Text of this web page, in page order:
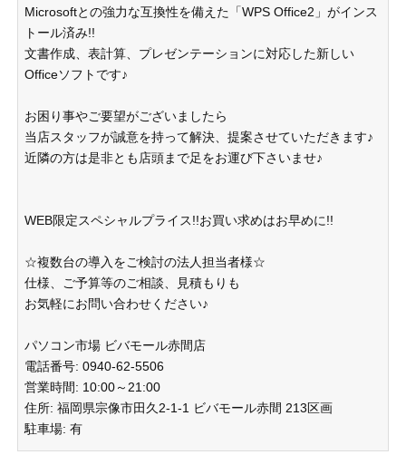
Microsoftとの強力な互換性を備えた「WPS Office2」がインス
トール済み!!
文書作成、表計算、プレゼンテーションに対応した新しい
Officeソフトです♪
お困り事やご要望がございましたら
当店スタッフが誠意を持って解決、提案させていただきます♪
近隣の方は是非とも店頭まで足をお運び下さいませ♪
WEB限定スペシャルプライス!!お買い求めはお早めに!!
☆複数台の導入をご検討の法人担当者様☆
仕様、ご予算等のご相談、見積もりも
お気軽にお問い合わせください♪
パソコン市場 ビバモール赤間店
電話番号: 0940-62-5506
営業時間: 10:00～21:00
住所: 福岡県宗像市田久2-1-1 ビバモール赤間 213区画
駐車場: 有